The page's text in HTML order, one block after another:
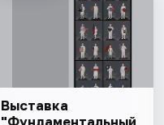
Выставка